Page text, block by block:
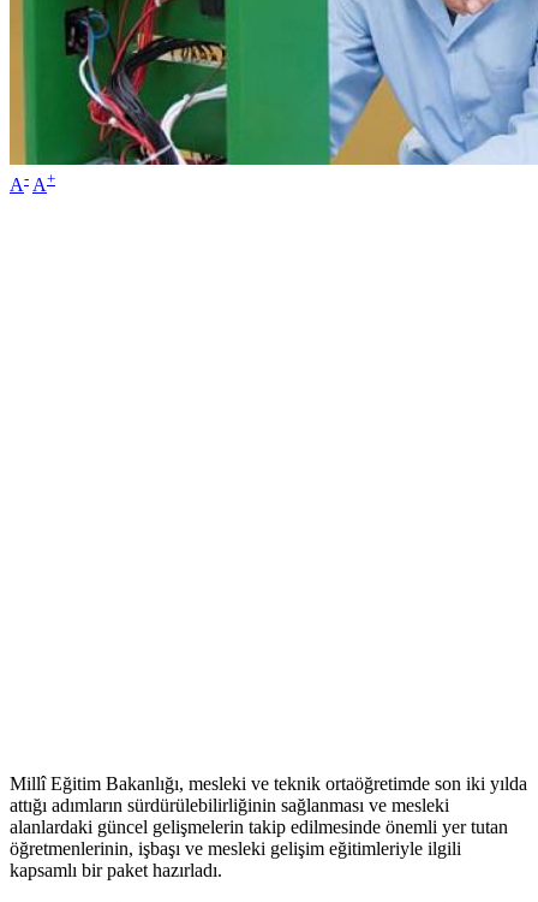
A- A+
Millî Eğitim Bakanlığı, mesleki ve teknik ortaöğretimde son iki yılda
attığı adımların sürdürülebilirliğinin sağlanması ve mesleki
alanlardaki güncel gelişmelerin takip edilmesinde önemli yer tutan
öğretmenlerinin, işbaşı ve mesleki gelişim eğitimleriyle ilgili
kapsamlı bir paket hazırladı.